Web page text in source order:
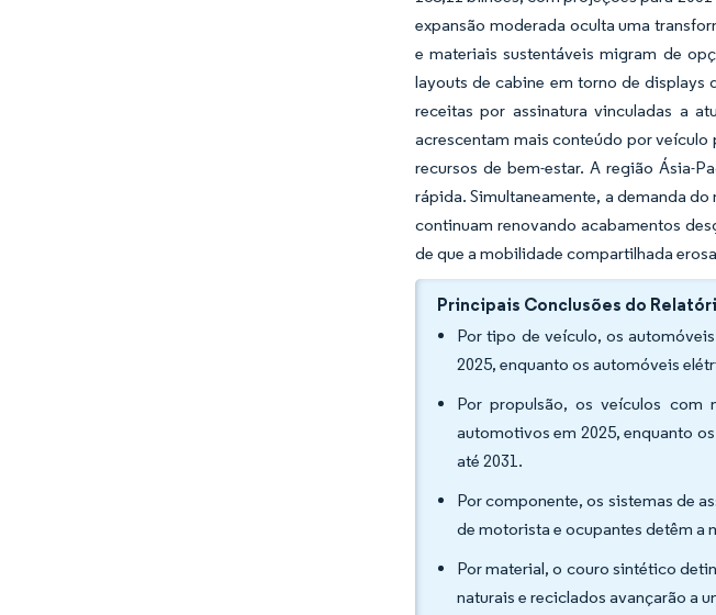
expansão moderada oculta uma
e materiais sustentáveis migram de
layouts de cabine em torno de displays
receitas por assinatura vinculadas a
acrescentam mais conteúdo por
recursos de bem-estar. A região Ásia-
rápida. Simultaneamente, a demanda
continuam renovando acabamentos
de que a mobilidade compartilhada
Principais Conclusões do
Por tipo de veículo, os
2025, enquanto os automóveis
Por propulsão, os veículos com
automotivos em 2025, enquanto
até 2031.
Por componente, os sistemas de
de motorista e ocupantes detêm a
Por material, o couro sintético
naturais e reciclados avançarão a